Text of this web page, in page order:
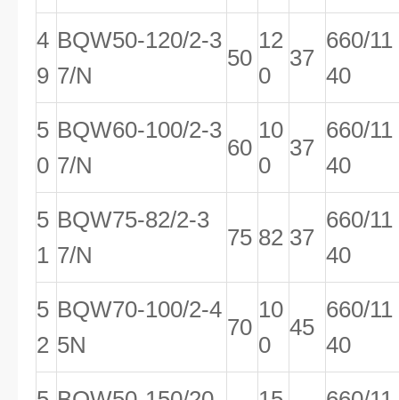
4
9
BQW50-120/2-3
7/N
50
12
0
37
660/11
40
5
0
BQW60-100/2-3
7/N
60
10
0
37
660/11
40
5
1
BQW75-82/2-3
7/N
75 82 37
660/11
40
5
2
BQW70-100/2-4
5N
70
10
0
45
660/11
40